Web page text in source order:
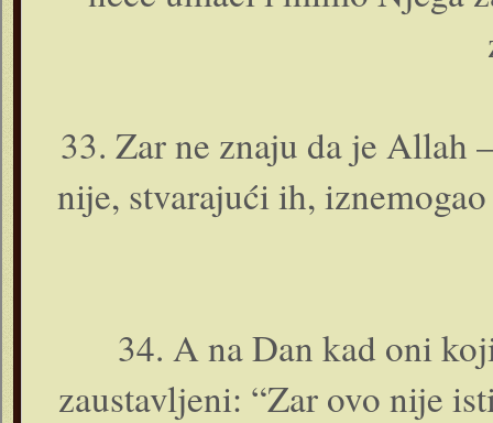
33. Zar ne znaju da je Allah
nije, stvarajući ih,
34. A na Dan kad o­ni
zaustavljeni: “Zar ovo nije